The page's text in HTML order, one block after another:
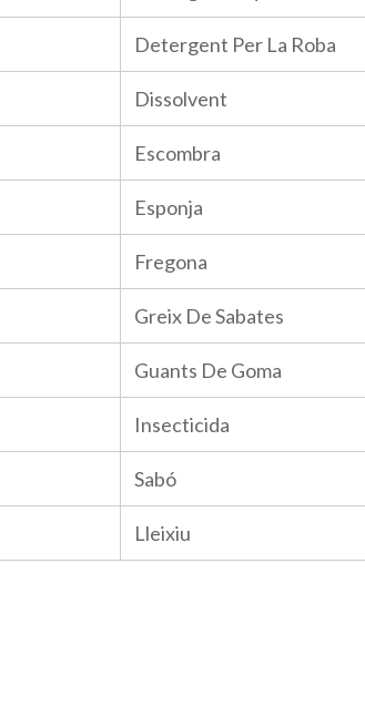
Detergent Per La Roba
Dissolvent
Escombra
Esponja
Fregona
Greix De Sabates
Guants De Goma
Insecticida
Sabó
Lleixiu